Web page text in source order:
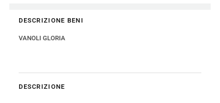
DESCRIZIONE BENI
VANOLI GLORIA
DESCRIZIONE